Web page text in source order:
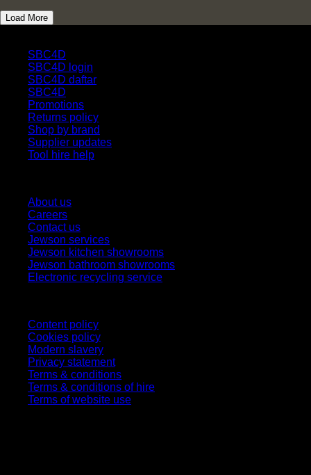
Load More
SBC4D
SBC4D login
SBC4D daftar
SBC4D
Promotions
Returns policy
Shop by brand
Supplier updates
Tool hire help
About us
Careers
Contact us
Jewson services
Jewson kitchen showrooms
Jewson bathroom showrooms
Electronic recycling service
Content policy
Cookies policy
Modern slavery
Privacy statement
Terms & conditions
Terms & conditions of hire
Terms of website use